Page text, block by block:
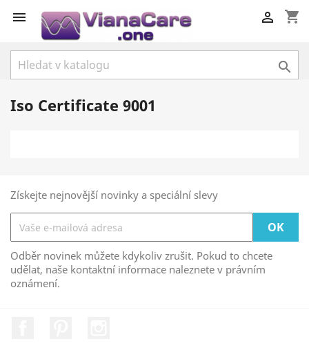
 shopping_cart


Iso Certificate 9001
Získejte nejnovější novinky a speciální slevy
Odběr novinek můžete kdykoliv zrušit. Pokud to chcete
udělat, naše kontaktní informace naleznete v právním
oznámení.